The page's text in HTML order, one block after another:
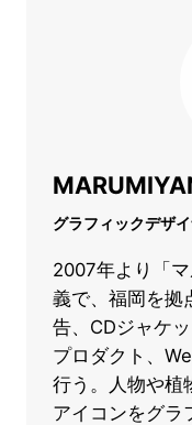
グラフィックデザ
2007年より「
義で、福岡を拠
告、CDジャケ
プロダクト、
行う。人物や植
アイコンをグラ